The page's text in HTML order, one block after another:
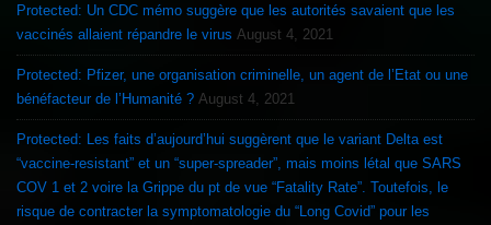
Protected: Un CDC mémo suggère que les autorités savaient que les
vaccinés allaient répandre le virus August 4, 2021
Protected: Pfizer, une organisation criminelle, un agent de l’Etat ou une
bénéfacteur de l’Humanité ? August 4, 2021
Protected: Les faits d’aujourd’hui suggèrent que le variant Delta est
“vaccine-resistant” et un “super-spreader”, mais moins létal que SARS
COV 1 et 2 voire la Grippe du pt de vue “Fatality Rate”. Toutefois, le
risque de contracter la symptomatologie du “Long Covid” pour les